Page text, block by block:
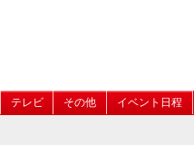
テレビ その他 イベント日程